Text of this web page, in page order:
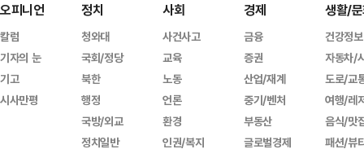
오피니언
칼럼
기자의 눈
기고
시사만평
정치
청와대
국회/정당
북한
행정
국방/외교
정치일반
사회
사건사고
교육
노동
언론
환경
인권/복지
경제
금융
증권
산업/재계
중기/벤처
부동산
글로벌경제
생활/
건강정보
자동차/
도로/교
여행/레
음식/맛
패션/뷰